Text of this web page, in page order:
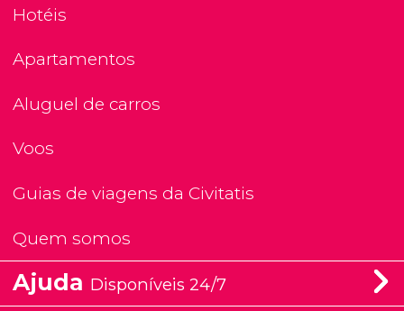
Hotéis
Apartamentos
Aluguel de carros
Voos
Guias de viagens da Civitatis
Quem somos
Ajuda Disponíveis 24/7